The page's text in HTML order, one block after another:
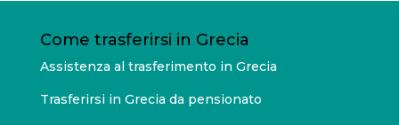
Come trasferirsi in Grecia
Assistenza al trasferimento in Grecia
Trasferirsi in Grecia da pensionato